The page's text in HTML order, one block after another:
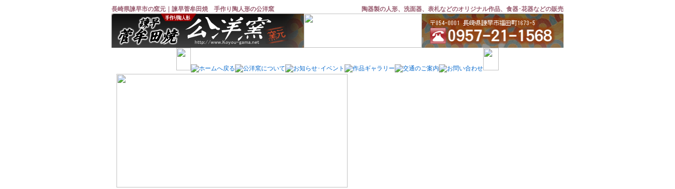
長崎県諫早市の窯元｜諫早菅牟田焼 手作り陶人形の公洋窯 陶器製の人形、洗面器、表札などのオリジナル作品、食器･花器などの販売